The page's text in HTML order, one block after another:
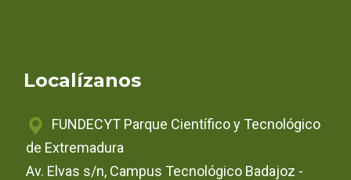
Localízanos
FUNDECYT Parque Científico y Tecnológico
de Extremadura
Av. Elvas s/n, Campus Tecnológico Badajoz -